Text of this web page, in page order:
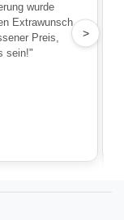
wurde
Extrawunsch
Preis,
sein!"
>